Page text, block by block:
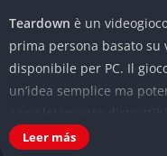
Teardown è un
prima persona basato su
disponibile per PC. Il
un’idea semplice ma
strumenti e veicoli in un
Leer más